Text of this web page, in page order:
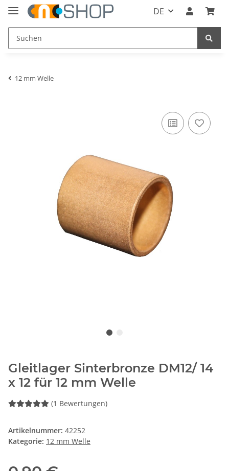
DE
12 mm Welle
Gleitlager Sinterbronze DM12/ 14
x 12 für 12 mm Welle
(1 Bewertungen)
Artikelnummer: 42252
Kategorie: 12 mm Welle